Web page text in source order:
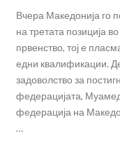
Вчера Македонија го
на третата позиција
првенство, тој е
едни квалификации.
задоволство за
федерацијата,
федерација на
…